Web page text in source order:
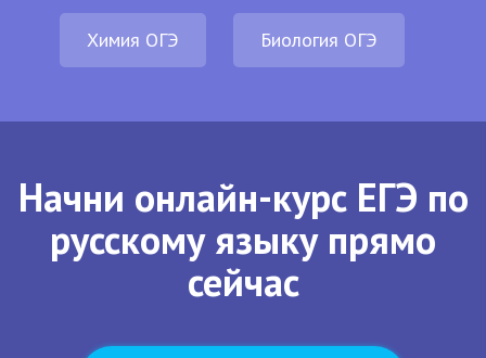
Химия ОГЭ Биология ОГЭ
Начни онлайн-курс ЕГЭ по
русскому языку прямо
сейчас